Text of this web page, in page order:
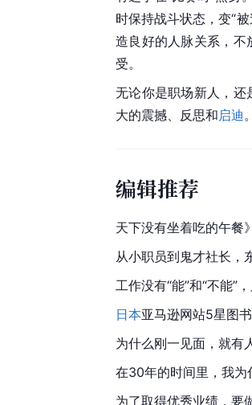
时保持战斗状态，变“
造良好的人脉关系，不
受。
无论你是职场新人，还
大的震撼、反思和 启迪
编辑推荐
天下没有坐着吃的午餐
从小职员到鬼才社长，
工作没有“能”和“不能”
日本亚马逊网站5星图
为什么刚一见面，就有
在30年的时间里，我为
为了取得优秀业绩，要